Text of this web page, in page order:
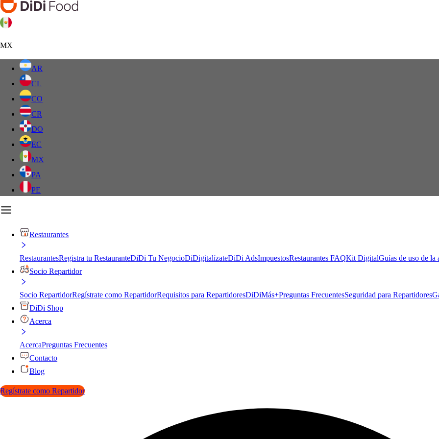
MX
AR
CL
CO
CR
DO
EC
MX
PA
PE
Restaurantes
RestaurantesRegistra tu RestauranteDiDi Tu NegocioDiDigitalízateDiDi AdsImpuestosRestaurantes FAQKit DigitalGuías de uso de la
Socio Repartidor
Socio RepartidorRegístrate como RepartidorRequisitos para RepartidoresDiDiMás+Preguntas FrecuentesSeguridad para Repartidores
DiDi Shop
Acerca
AcercaPreguntas Frecuentes
Contacto
Blog
Regístrate como Repartidor